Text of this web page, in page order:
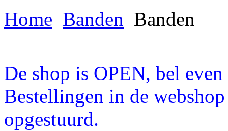
Home Banden Banden
De shop is OPEN, bel
Bestellingen in de
opgestuurd.